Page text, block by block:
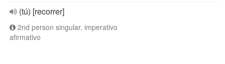
(tú) [recorrer]
2nd person singular, imperativo
afirmativo